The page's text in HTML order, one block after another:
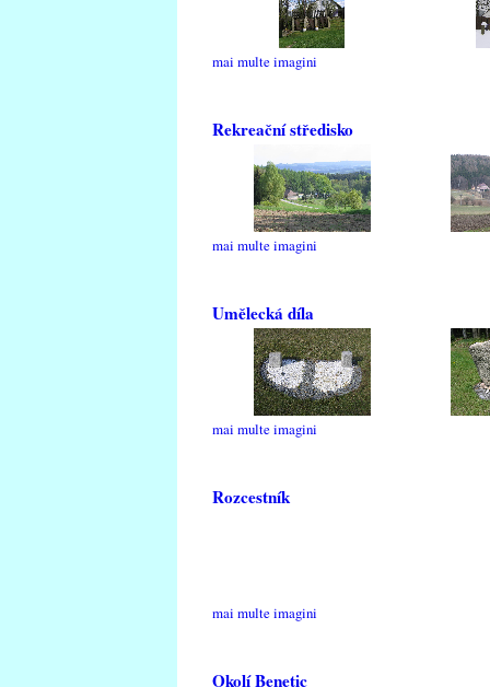
mai multe imagini
Rekreační středisko
mai multe imagini
Umělecká díla
mai multe imagini
Rozcestník
mai multe imagini
Okolí Benetic